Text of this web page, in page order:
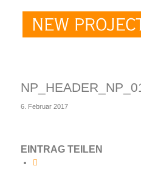
6. Februar 2017
EINTRAG TEILEN